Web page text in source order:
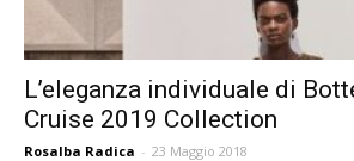
L’eleganza individuale di
Cruise 2019 Collection
Rosalba Radica - 23 Maggio 2018